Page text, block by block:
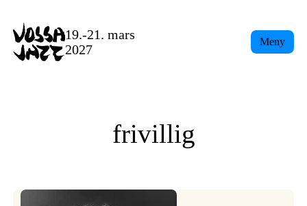
content
19.-21. mars
2027
Meny
frivillig